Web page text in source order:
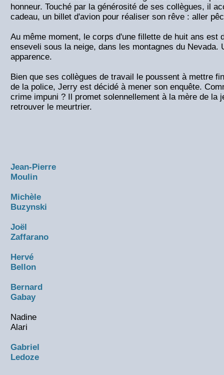
honneur. Touché par la générosité de ses collègues, il
cadeau, un billet d'avion pour réaliser son rêve : aller
Au même moment, le corps d'une fillette de huit ans est
enseveli sous la neige, dans les montagnes du Nevada.
apparence.
Bien que ses collègues de travail le poussent à mettre
de la police, Jerry est décidé à mener son enquête.
crime impuni ? Il promet solennellement à la mère de la
retrouver le meurtrier.
Jean-Pierre
Moulin
Michèle
Buzynski
Joël
Zaffarano
Hervé
Bellon
Bernard
Gabay
Nadine
Alari
Gabriel
Ledoze